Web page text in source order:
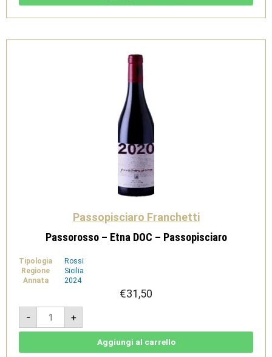
Passopisciaro
Passopisciaro Franchetti
Passorosso – Etna DOC – Passopisciaro
Tipologia
Rossi
Regione
Sicilia
Annata
2024
€31,50
-
Passorosso
Etna
DOC
+
Aggiungi al carrello